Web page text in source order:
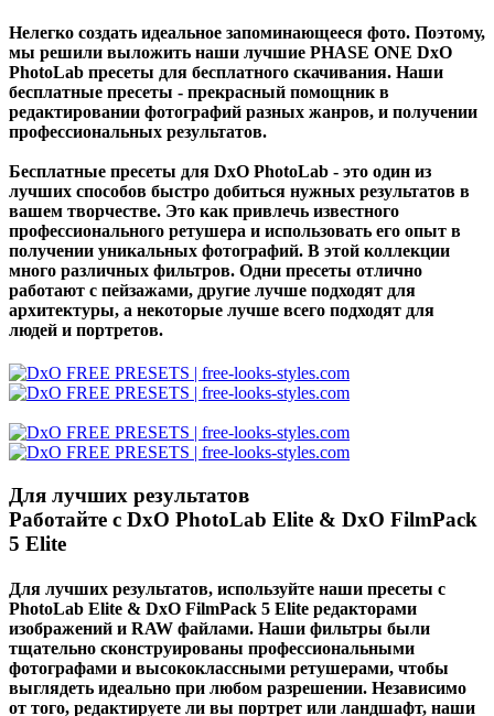
Нелегко создать идеальное запоминающееся фото. Поэтому,
мы решили выложить наши лучшие PHASE ONE DxO
PhotoLab пресеты для бесплатного скачивания. Наши
бесплатные пресеты - прекрасный помощник в
редактировании фотографий разных жанров, и получении
профессиональных результатов.
Бесплатные пресеты для DxO PhotoLab - это один из
лучших способов быстро добиться нужных результатов в
вашем творчестве. Это как привлечь известного
профессионального ретушера и использовать его опыт в
получении уникальных фотографий. В этой коллекции
много различных фильтров. Одни пресеты отлично
работают с пейзажами, другие лучше подходят для
архитектуры, а некоторые лучше всего подходят для
людей и портретов.
Для лучших результатов
Работайте с DxO PhotoLab Elite & DxO FilmPack
5 Elite
Для лучших результатов, используйте наши пресеты с
PhotoLab Elite & DxO FilmPack 5 Elite редакторами
изображений и RAW файлами. Наши фильтры были
тщательно сконструированы профессиональными
фотографами и высококлассными ретушерами, чтобы
выглядеть идеально при любом разрешении. Независимо
от того, редактируете ли вы портрет или ландшафт, наши